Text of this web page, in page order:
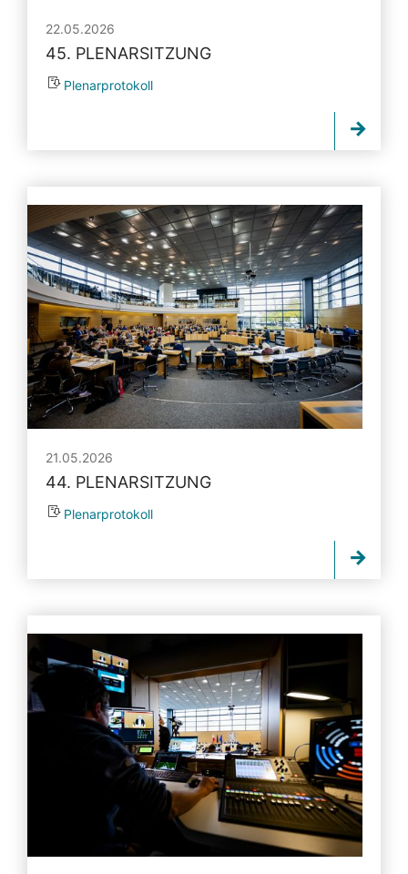
22.05.2026
45. PLENARSITZUNG
Plenarprotokoll
21.05.2026
44. PLENARSITZUNG
Plenarprotokoll